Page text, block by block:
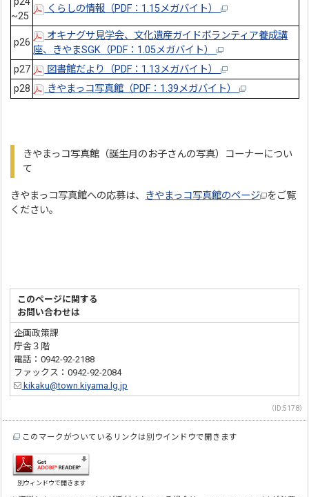
~25
くらしの情報（PDF：1.15メガバイト）
p26
オキナグサ見学会、文化遺産ガイドボランティア養成講
座、きやまSGK（PDF：1.05メガバイト）
p27
図書館だより（PDF：1.13メガバイト）
p28
きやまっコ写真館（PDF：1.39メガバイト）
きやまっコ写真館（誕生月のお子さんの写真）コーナーについ
て
きやまっコ写真館への応募は、 きやまっコ写真館のページ
をご覧
ください。
このページに関する
お問い合わせは
企画政策課
庁舎３階
電話：0942-92-2188
ファックス：0942-92-2084
kikaku@town.kiyama.lg.jp
（ID:5178）
このマークがついているリンクは別ウインドウで開きます
別ウィンドウで開きます